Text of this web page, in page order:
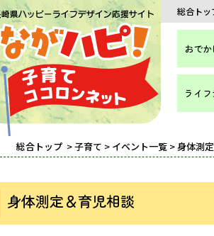
総合トッ
おで
ライ
総合トップ >子育て > イベント一覧 > 身体測
身体測定＆育児相談